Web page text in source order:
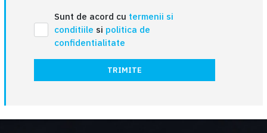
Sunt de acord cu termenii si
conditiile si politica de
confidentialitate
TRIMITE